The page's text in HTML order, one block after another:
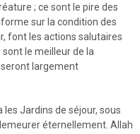
; ce sont le pire des
sur la condition des
font les actions salutaires
le meilleur de la
largement
les Jardins de séjour, sous
éternellement. Allah